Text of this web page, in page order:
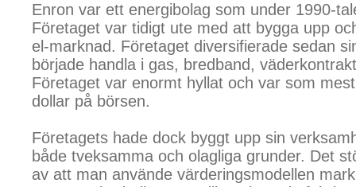
Enron var ett energibolag som under 1990-
Företaget var tidigt ute med att bygga upp
el-marknad. Företaget diversifierade sedan
började handla i gas, bredband,
Företaget var enormt hyllat och var som
dollar på börsen.
Företagets hade dock byggt upp sin
både tveksamma och olagliga grunder. Det
av att man använde värderingsmodellen